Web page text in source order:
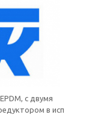
с двумя
в исп